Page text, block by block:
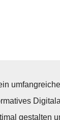
gestalten